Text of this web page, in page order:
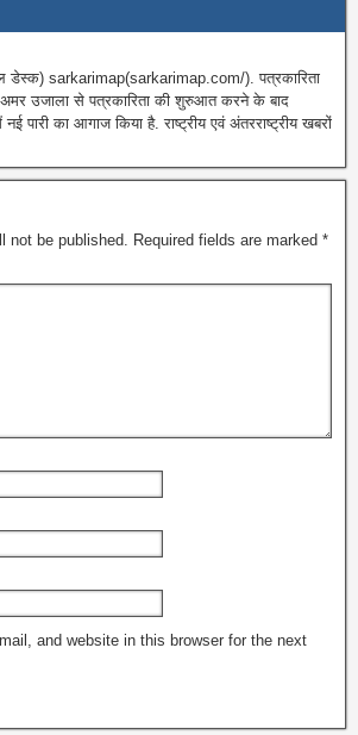
डेस्क) sarkarimap(sarkarimap.com/). पत्रकारिता
उजाला से पत्रकारिता की शुरुआत करने के बाद
पारी का आगाज किया है. राष्ट्रीय एवं अंतरराष्ट्रीय खबरों
not be published. Required fields are marked *
and website in this browser for the next